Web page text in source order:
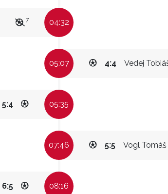
7 04:32
05:07 Vedej
4:4
5:4 05:35
07:46 Vogl Tomáš
5:5
6:5 08:16